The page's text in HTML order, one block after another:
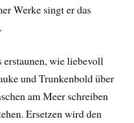
Werke singt er das
erstaunen, wie liebevoll
und Trunkenbold über
am Meer schreiben
Ersetzen wird den